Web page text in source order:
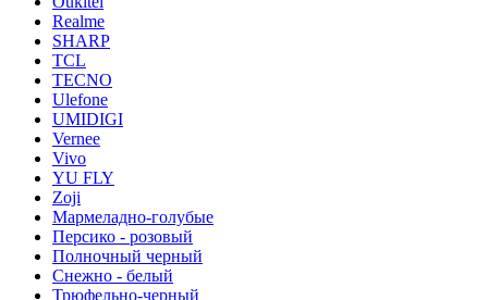
Realme
SHARP
TCL
TECNO
Ulefone
UMIDIGI
Vernee
Vivo
YU FLY
Zoji
Мармеладно-голубые
Персико - розовый
Полночный черный
Снежно - белый
Трюфельно-черный